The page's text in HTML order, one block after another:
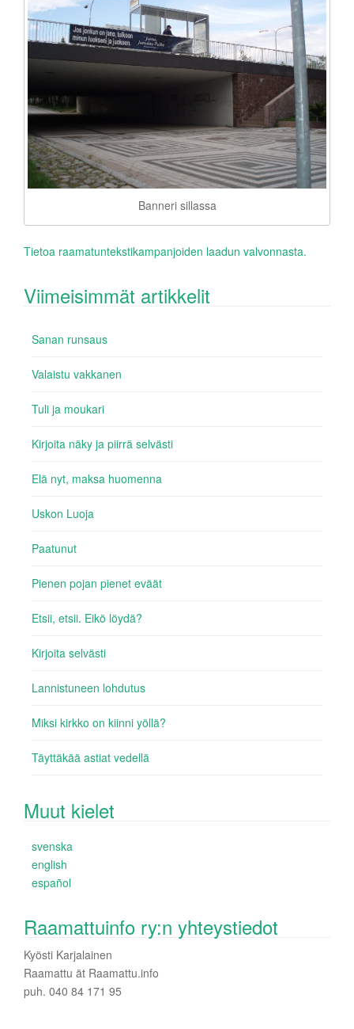
Banneri sillassa
Tietoa raamatuntekstikampanjoiden laadun valvonnasta.
Viimeisimmät artikkelit
Sanan runsaus
Valaistu vakkanen
Tuli ja moukari
Kirjoita näky ja piirrä selvästi
Elä nyt, maksa huomenna
Uskon Luoja
Paatunut
Pienen pojan pienet eväät
Etsii, etsii. Eikö löydä?
Kirjoita selvästi
Lannistuneen lohdutus
Miksi kirkko on kiinni yöllä?
Täyttäkää astiat vedellä
Muut kielet
svenska
english
español
Raamattuinfo ry:n yhteystiedot
Kyösti Karjalainen
Raamattu ät Raamattu.info
puh. 040 84 171 95